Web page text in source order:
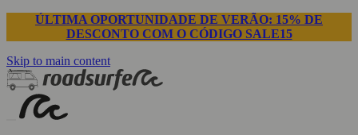
ÚLTIMA OPORTUNIDADE DE VERÃO: 15% DE
DESCONTO COM O CÓDIGO SALE15
Skip to main content